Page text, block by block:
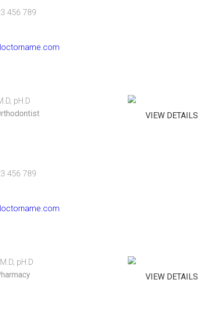
456 789
pH.D
456 789
VIEW DETAILS
M.D, pH.D
VIEW DETAILS